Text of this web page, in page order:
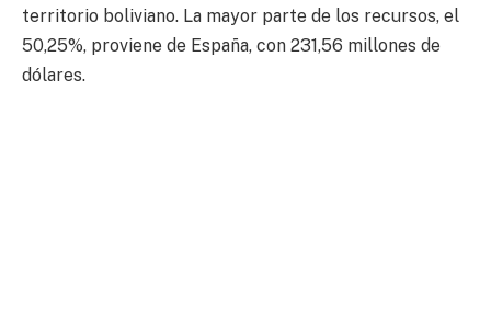
territorio boliviano. La mayor parte de los recursos, el
50,25%, proviene de España, con 231,56 millones de
dólares.